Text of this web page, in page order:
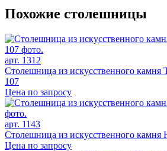
Похожие столешницы
арт. 1312
Столешница из искусственного камня
107
Цена по запросу
арт. 1143
Столешница из искусственного камня
Цена по запросу